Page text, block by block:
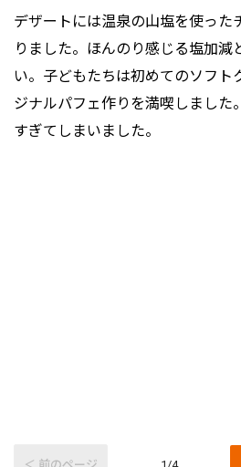
デザートには温泉の山塩を使った
りました。ほんのり感じる塩加減
い。子どもたちは初めてのソフト
ジナルパフェ作りを満喫しました
すぎてしまいました。